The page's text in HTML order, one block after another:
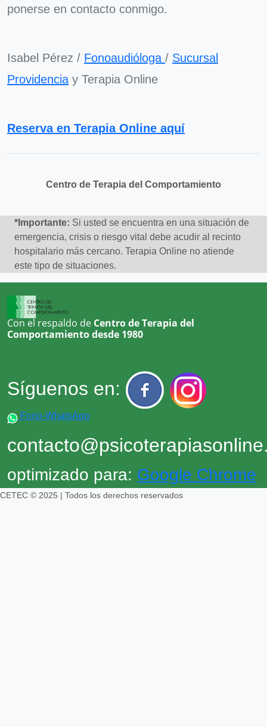
ponerse en contacto conmigo.
Isabel Pérez / Fonoaudióloga / Sucursal
Providencia y Terapia Online
Reserva en Terapia Online aquí
Centro de Terapia del Comportamiento
*Importante: Si usted se encuentra en una situación de
emergencia, crisis o riesgo vital debe acudir al recinto
hospitalario más cercano. Terapia Online no atiende
este tipo de situaciones.
Con el respaldo de Centro de Terapia del
Comportamiento desde 1980
Síguenos en:
Fono-WhatsApp
optimizado para: Google Chrome
CETEC © 2025 | Todos los derechos reservados